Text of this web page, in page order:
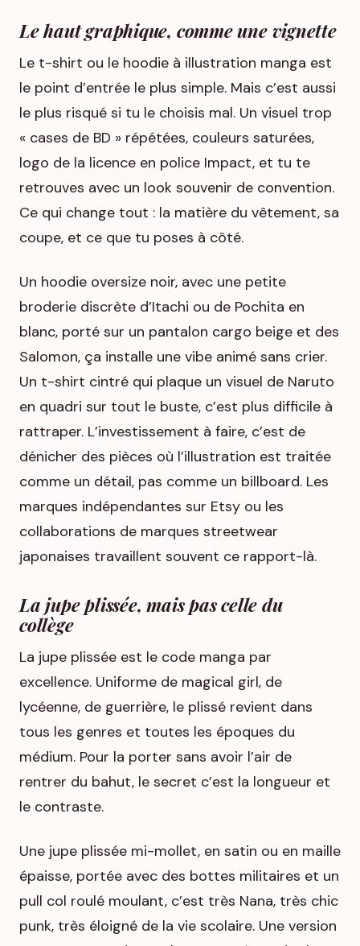
Le haut graphique, comme une vignette
Le t-shirt ou le hoodie à illustration manga est
le point d’entrée le plus simple. Mais c’est aussi
le plus risqué si tu le choisis mal. Un visuel trop
« cases de BD » répétées, couleurs saturées,
logo de la licence en police Impact, et tu te
retrouves avec un look souvenir de convention.
Ce qui change tout : la matière du vêtement, sa
coupe, et ce que tu poses à côté.
Un hoodie oversize noir, avec une petite
broderie discrète d’Itachi ou de Pochita en
blanc, porté sur un pantalon cargo beige et des
Salomon, ça installe une vibe animé sans crier.
Un t-shirt cintré qui plaque un visuel de Naruto
en quadri sur tout le buste, c’est plus difficile à
rattraper. L’investissement à faire, c’est de
dénicher des pièces où l’illustration est traitée
comme un détail, pas comme un billboard. Les
marques indépendantes sur Etsy ou les
collaborations de marques streetwear
japonaises travaillent souvent ce rapport-là.
La jupe plissée, mais pas celle du
collège
La jupe plissée est le code manga par
excellence. Uniforme de magical girl, de
lycéenne, de guerrière, le plissé revient dans
tous les genres et toutes les époques du
médium. Pour la porter sans avoir l’air de
rentrer du bahut, le secret c’est la longueur et
le contraste.
Une jupe plissée mi-mollet, en satin ou en maille
épaisse, portée avec des bottes militaires et un
pull col roulé moulant, c’est très Nana, très chic
punk, très éloigné de la vie scolaire. Une version